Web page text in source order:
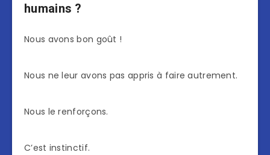
humains ?
Nous avons bon goût !
Nous ne leur avons pas appris à faire autrement.
Nous le renforçons.
C’est instinctif.